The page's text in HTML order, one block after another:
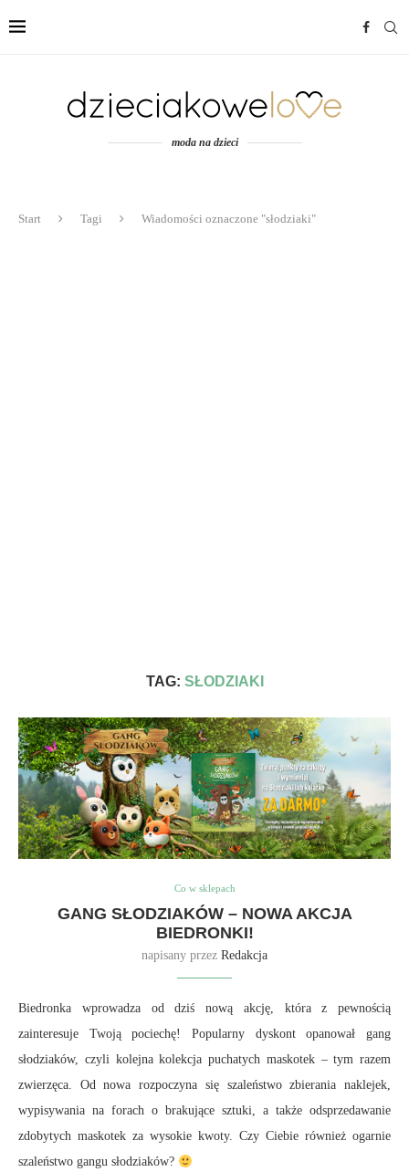
moda na dzieci
Start Tagi Wiadomości oznaczone "słodziaki"
TAG: SŁODZIAKI
Co w sklepach
GANG SŁODZIAKÓW – NOWA AKCJA
BIEDRONKI!
napisany przez Redakcja
Biedronka wprowadza od dziś nową akcję, która z pewnością
zainteresuje Twoją pociechę! Popularny dyskont opanował gang
słodziaków, czyli kolejna kolekcja puchatych maskotek – tym razem
zwierzęca. Od nowa rozpoczyna się szaleństwo zbierania naklejek,
wypisywania na forach o brakujące sztuki, a także odsprzedawanie
zdobytych maskotek za wysokie kwoty. Czy Ciebie również ogarnie
szaleństwo gangu słodziaków?